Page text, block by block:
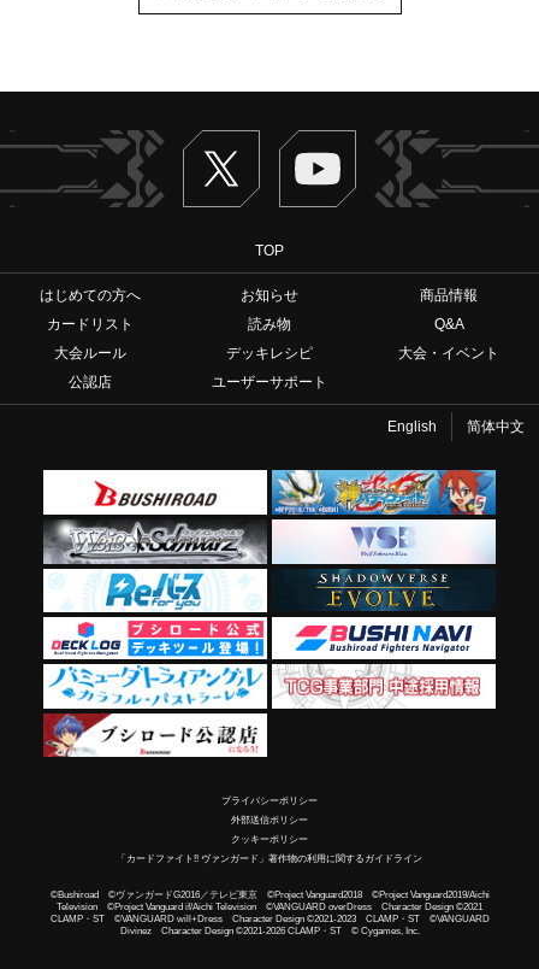
Twitter ヴァンガードch
TOP
はじめての方へ お知らせ
商品情報
カードリスト
読み物
Q&A
大会ルール
デッキレシピ
大会・イベント
公認店
ユーザーサポート
English 简体中文
プライバシーポリシー
外部送信ポリシー
クッキーポリシー
「カードファイト!! ヴァンガード」著作物の利用に関するガイドライン
©Bushiroad ©ヴァンガードG2016／テレビ東京 ©Project Vanguard2018 ©Project Vanguard2019/Aichi
Television ©Project Vanguard if/Aichi Television ©VANGUARD overDress Character Design ©2021
CLAMP・ST ©VANGUARD will+Dress Character Design ©2021-2023 CLAMP・ST ©VANGUARD
Divinez Character Design ©2021-2026 CLAMP・ST © Cygames, Inc.